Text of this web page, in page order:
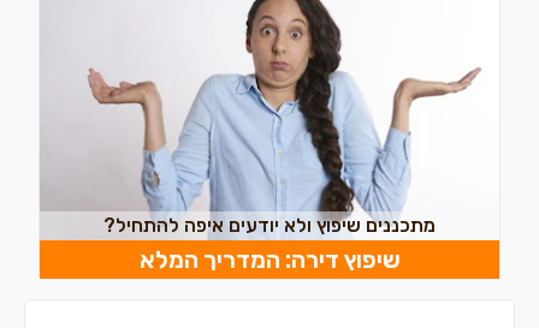
מתכננים שיפוץ ולא יודעים איפה להתחיל?
שיפוץ דירה: המדריך המלא